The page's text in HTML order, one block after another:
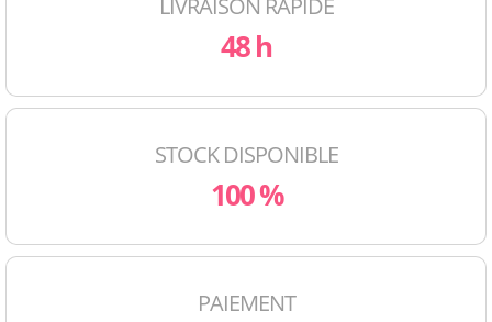
LIVRAISON RAPIDE
48 h
STOCK DISPONIBLE
100 %
PAIEMENT